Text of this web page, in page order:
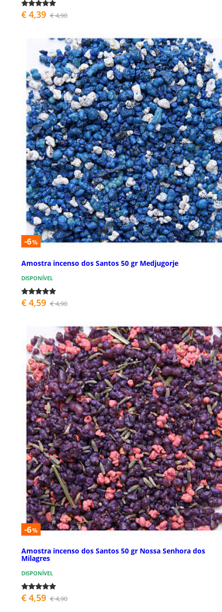
€ 4,39 € 4,90
-6%
Amostra incenso dos Santos 50 gr Medjugorje
DISPONÍVEL
€ 4,59 € 4,90
-6%
Amostra incenso dos Santos 50 gr Nossa Senhora dos
Milagres
DISPONÍVEL
€ 4,59 € 4,90